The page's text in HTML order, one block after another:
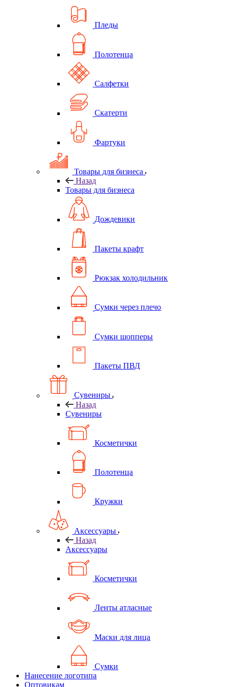
Пледы
Полотенца
Салфетки
Скатерти
Фартуки
Товары для бизнеса
Назад
Товары для бизнеса
Дождевики
Пакеты крафт
Рюкзак холодильник
Сумки через плечо
Сумки шопперы
Пакеты ПВД
Сувениры
Назад
Сувениры
Косметички
Полотенца
Кружки
Аксессуары
Назад
Аксессуары
Косметички
Ленты атласные
Маски для лица
Сумки
Нанесение логотипа
Оптовикам